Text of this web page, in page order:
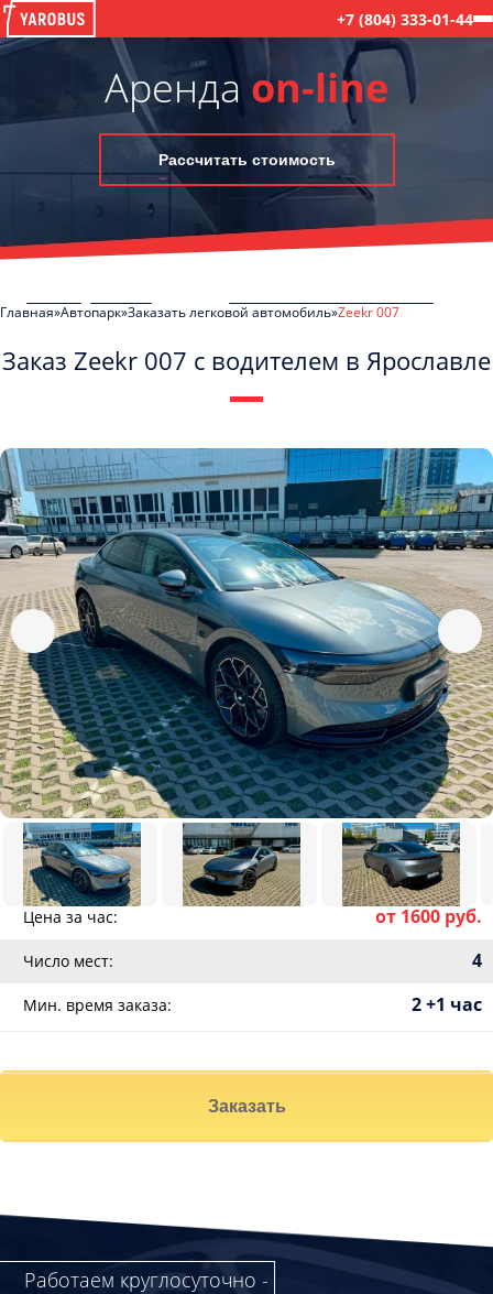
+7 (804) 333-01-44
Аренда on-line
Рассчитать стоимость
Главная Автопарк Заказать легковой автомобиль Zeekr 007
Заказ Zeekr 007 с водителем в Ярославле
Цена за час: от 1600 руб.
Число мест: 4
Мин. время заказа: 2 +1 час
Заказать
Работаем круглосуточно -
обработку моих Персональных данных